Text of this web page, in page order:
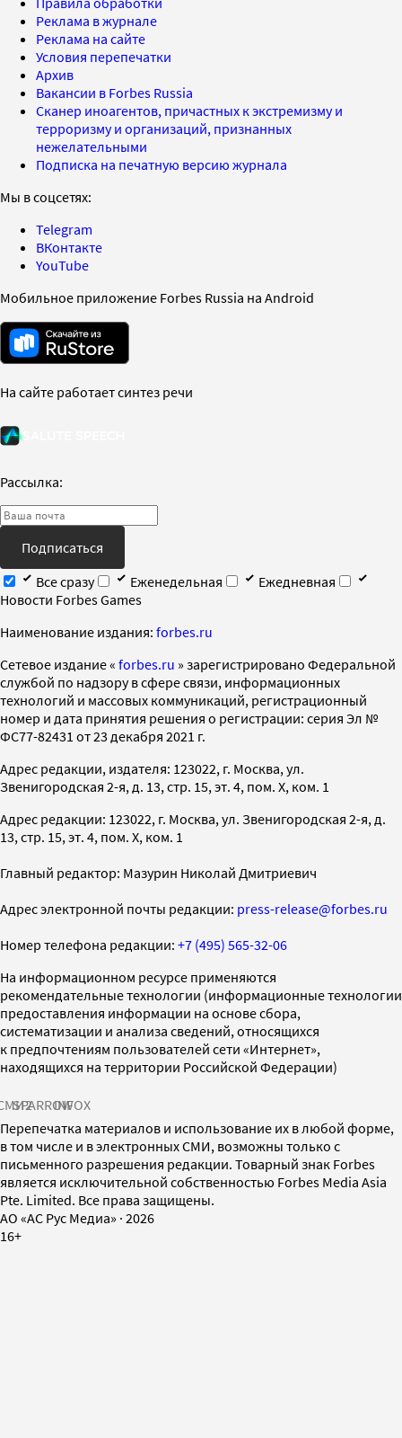
Реклама в журнале
Реклама на сайте
Условия перепечатки
Архив
Вакансии в Forbes Russia
Сканер иноагентов, причастных к экстремизму и
терроризму и организаций, признанных
нежелательными
Подписка на печатную версию журнала
Мы в соцсетях:
Telegram
ВКонтакте
YouTube
Мобильное приложение Forbes Russia на Android
На сайте работает синтез речи
Рассылка:
Подписаться
Все сразу
Еженедельная
Ежедневная
Новости Forbes Games
Наименование издания: forbes.ru
Cетевое издание « forbes.ru » зарегистрировано Федеральной
службой по надзору в сфере связи, информационных
технологий и массовых коммуникаций, регистрационный
номер и дата принятия решения о регистрации: серия Эл №
ФС77-82431 от 23 декабря 2021 г.
Адрес редакции, издателя: 123022, г. Москва, ул.
Звенигородская 2-я, д. 13, стр. 15, эт. 4, пом. X, ком. 1
Адрес редакции: 123022, г. Москва, ул. Звенигородская 2-я, д.
13, стр. 15, эт. 4, пом. X, ком. 1
Главный редактор: Мазурин Николай Дмитриевич
Адрес электронной почты редакции: press-release@forbes.ru
Номер телефона редакции: +7 (495) 565-32-06
На информационном ресурсе применяются
рекомендательные технологии (информационные технологии
предоставления информации на основе сбора,
систематизации и анализа сведений, относящихся
к предпочтениям пользователей сети «Интернет»,
находящихся на территории Российской Федерации)
SPARROWINFOX
Перепечатка материалов и использование их в любой форме,
в том числе и в электронных СМИ, возможны только с
письменного разрешения редакции. Товарный знак Forbes
является исключительной собственностью Forbes Media Asia
Pte. Limited. Все права защищены.
AO «АС Рус Медиа» · 2026
16+